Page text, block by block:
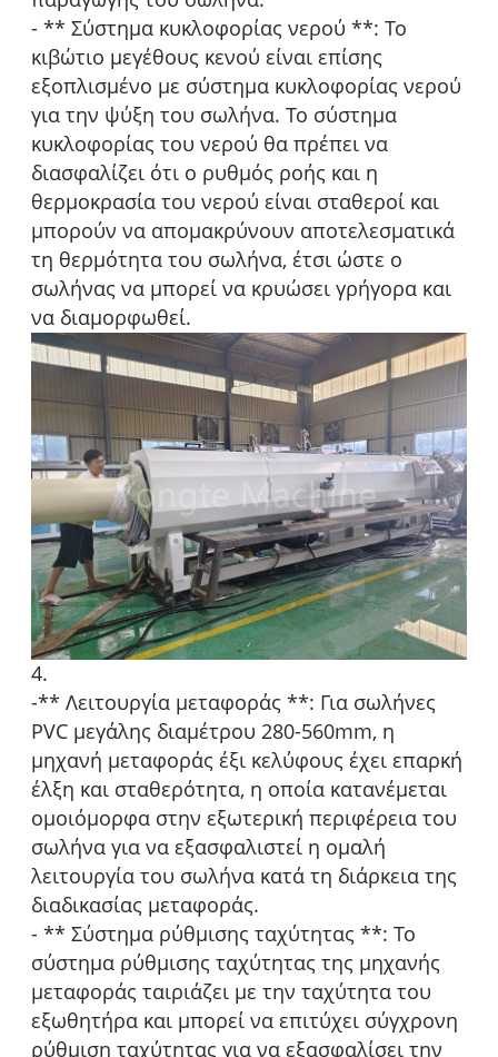
- ** Σύστημα κυκλοφορίας νερού **: Το
κιβώτιο μεγέθους κενού είναι επίσης
εξοπλισμένο με σύστημα κυκλοφορίας νερού
για την ψύξη του σωλήνα. Το σύστημα
κυκλοφορίας του νερού θα πρέπει να
διασφαλίζει ότι ο ρυθμός ροής και η
θερμοκρασία του νερού είναι σταθεροί και
μπορούν να απομακρύνουν αποτελεσματικά
τη θερμότητα του σωλήνα, έτσι ώστε ο
σωλήνας να μπορεί να κρυώσει γρήγορα και
να διαμορφωθεί.
4.
-** Λειτουργία μεταφοράς **: Για σωλήνες
PVC μεγάλης διαμέτρου 280-560mm, η
μηχανή μεταφοράς έξι κελύφους έχει επαρκή
έλξη και σταθερότητα, η οποία κατανέμεται
ομοιόμορφα στην εξωτερική περιφέρεια του
σωλήνα για να εξασφαλιστεί η ομαλή
λειτουργία του σωλήνα κατά τη διάρκεια της
διαδικασίας μεταφοράς.
- ** Σύστημα ρύθμισης ταχύτητας **: Το
σύστημα ρύθμισης ταχύτητας της μηχανής
μεταφοράς ταιριάζει με την ταχύτητα του
εξωθητήρα και μπορεί να επιτύχει σύγχρονη
ρύθμιση ταχύτητας για να εξασφαλίσει την